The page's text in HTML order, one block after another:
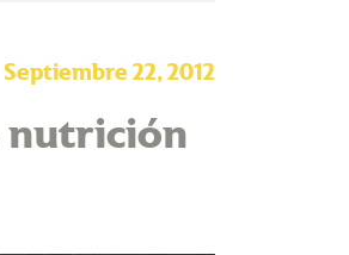
Septiembre 22, 2012
nutrición